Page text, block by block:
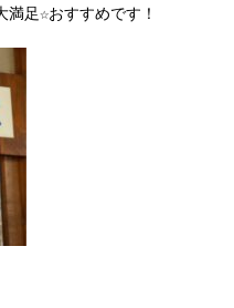
足☆おすすめです！